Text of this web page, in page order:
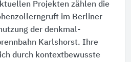
Projekten zählen die
im Berliner
der denkmal­
Karlshorst. Ihre
durch kontext­bewusste